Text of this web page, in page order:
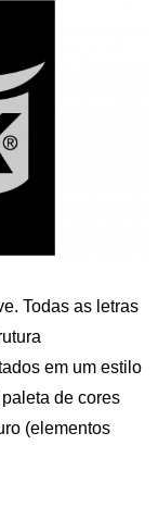
Todas as letras
em um estilo
de cores
(elementos